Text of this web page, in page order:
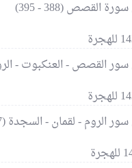
القصص (388 - 395)
القصص - العنكبوت - الروم (396
- لقمان - السجدة (407 - 416)